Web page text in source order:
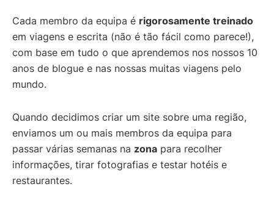
Cada membro da equipa é rigorosamente treinado
em viagens e escrita (não é tão fácil como parece!),
com base em tudo o que aprendemos nos nossos 10
anos de blogue e nas nossas muitas viagens pelo
mundo.
Quando decidimos criar um site sobre uma região,
enviamos um ou mais membros da equipa para
passar várias semanas na zona para recolher
informações, tirar fotografias e testar hotéis e
restaurantes.